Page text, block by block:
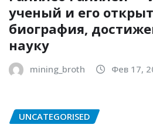
ученый и его
биография,
науку
mining_broth Фев 17,
UNCATEGORISED